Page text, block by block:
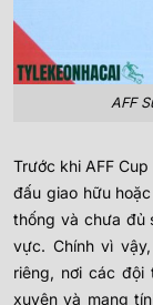
AFF
Trước khi AFF
đấu giao hữu
thống và chưa đủ
vực. Chính vì
riêng, nơi các đội
xuyên và mang